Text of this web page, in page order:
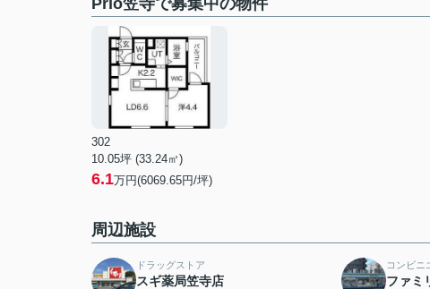
Prio笠寺で募集中の物件
302
10.05坪 (33.24㎡)
6.1万円(6069.65円/坪)
周辺施設
ドラッグストア
スギ薬局笠寺店
コンビニ
ファミ